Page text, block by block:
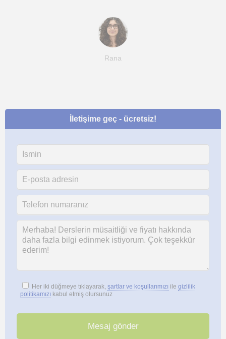
Rana
İletişime geç - ücretsiz!
Her iki düğmeye tıklayarak, şartlar ve koşullarımızı ile gizlilik
politikamızı kabul etmiş olursunuz